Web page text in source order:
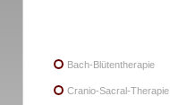
Bach-Blütentherapie
Cranio-Sacral-Therapie